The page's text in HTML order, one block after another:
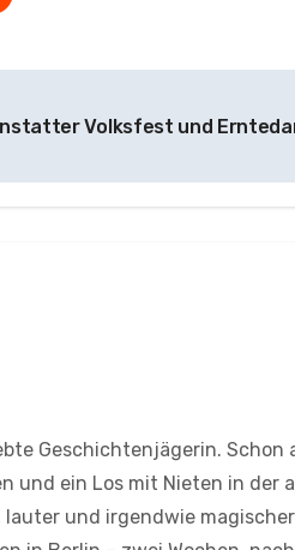
Volksfest und
Geschichtenjägerin. Schon
und ein Los mit Nieten in der
lauter und irgendwie